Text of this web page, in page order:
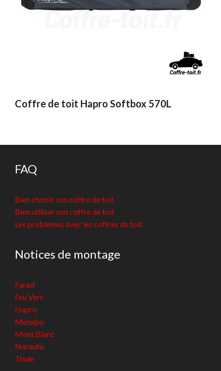
Coffre de toit Hapro Softbox 570L
FAQ
Bien choisir son coffre de toit
Bien utiliser son coffre de toit
Les problèmes avec les coffres de toit
Notices de montage
Farad
Feu Vert
Hapro
Menabo
Mont Blanc
Norauto
Thule